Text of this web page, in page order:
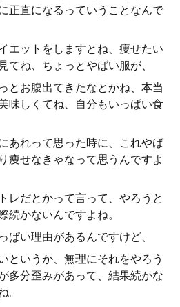
正直になるっていうことなんで
エットをしますとね、痩せたい
てね、ちょっとやばい服が、
とお腹出てきたなとかね、本当
味しくてね、自分もいっぱい食
あれって思った時に、これやば
痩せなきゃなって思うんですよ
レだとかって言って、やろうと
続かないんですよね。
ぱい理由があるんですけど、
というか、無理にそれをやろう
多分歪みがあって、結果続かな
。